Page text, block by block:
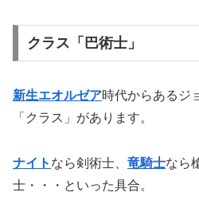
クラス「巴術士」
新生エオルゼア時代からあるジ
「クラス」があります。
ナイト なら剣術士、 竜騎士なら
士・・・といった具合。